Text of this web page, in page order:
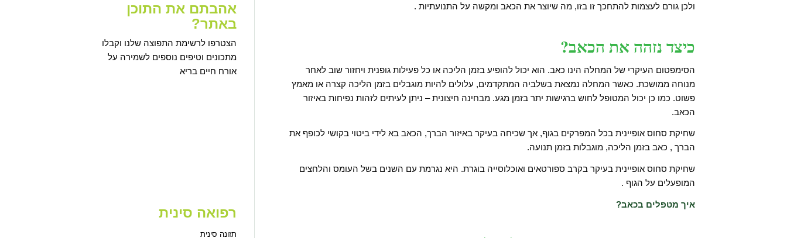
ולכן גורם לעצמות להתחכך זו בזו, מה שיוצר את הכאב ומקשה על התנועתיות .
כיצד נזהה את הכאב?
הסימפטום העיקרי של המחלה הינו כאב. הוא יכול להופיע בזמן הליכה או כל פעילות גופנית ויחזור שוב לאחר
מנוחה ממושכת. כאשר המחלה נמצאת בשלביה המתקדמים, עלולים להיות מוגבלים בזמן הליכה קצרה או מאמץ
פשוט. כמו כן יכול המטופל לחוש ברגישות יתר בזמן מגע. מבחינה חיצונית – ניתן לעיתים לזהות נפיחות באיזור
הכאב.
שחיקת סחוס אופיינית בכל המפרקים בגוף, אך שכיחה בעיקר באיזור הברך, הכאב בא לידי ביטוי בקושי לכופף את
הברך , כאב בזמן הליכה, מוגבלות בזמן תנועה.
שחיקת סחוס אופיינית בעיקר בקרב ספורטאים ואוכלוסייה בוגרת. היא נגרמת עם השנים בשל העומס והלחצים
המופעלים על הגוף .
איך מטפלים בכאב?
אהבתם את התוכן
באתר?
הצטרפו לרשימת התפוצה שלנו וקבלו
מתכונים וטיפים נוספים לשמירה על
אורח חיים בריא
רפואה סינית
תזונה סינית